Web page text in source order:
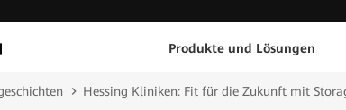
Produkte und Lösungen
Hessing Kliniken: Fit für die Zukunft mit